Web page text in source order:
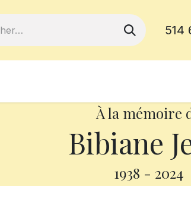
514
À la mémoire
Bibiane
1938 - 2024